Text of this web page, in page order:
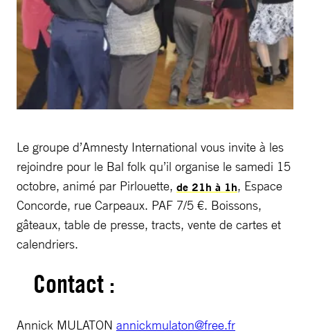
Le groupe d’Amnesty International vous invite à les
rejoindre pour le Bal folk qu’il organise le samedi 15
octobre, animé par Pirlouette, de 21h à 1h, Espace
Concorde, rue Carpeaux. PAF 7/5 €. Boissons,
gâteaux, table de presse, tracts, vente de cartes et
calendriers.
Contact :
Annick MULATON annickmulaton@free.fr